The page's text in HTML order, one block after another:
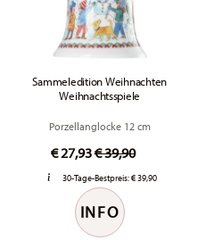
Sammeledition Weihnachten
Weihnachtsspiele
Porzellanglocke 12 cm
€ 27,93Price reduced from
€ 39,90to
30-Tage-Bestpreis:€ 39,90
INFO